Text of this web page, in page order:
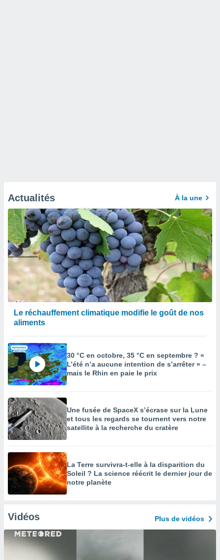
Actualités À la une
Le réchauffement climatique modifie le goût de nos
aliments
30 °C en octobre, 35 °C en septembre ? «
L’été n’a aucune intention de s’arrêter » –
mais le Rhin en paie le prix
Une fusée de SpaceX s’écrase sur la Lune
et tous les regards se tournent vers notre
satellite à la recherche du cratère
La Terre survivra-t-elle à la disparition du
Soleil ? La science réécrit le dernier jour de
notre planète
Vidéos Plus de vidéos